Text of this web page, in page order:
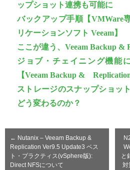
ップショット連携も可能に
バックアップ手順【VMWare
リケーションソフト Veeam】
ここが違う、Veeam Backup &
ジョブ・チェイニング機能
【Veeam Backup & Replication
ストレージのスナップショッ
どう変わるのか？
← Nutanix – Veeam Backup &
Replication Ver9.5 Update3 ベス
ト・プラクティス(vSphere版):
Direct NFSについて
と
対